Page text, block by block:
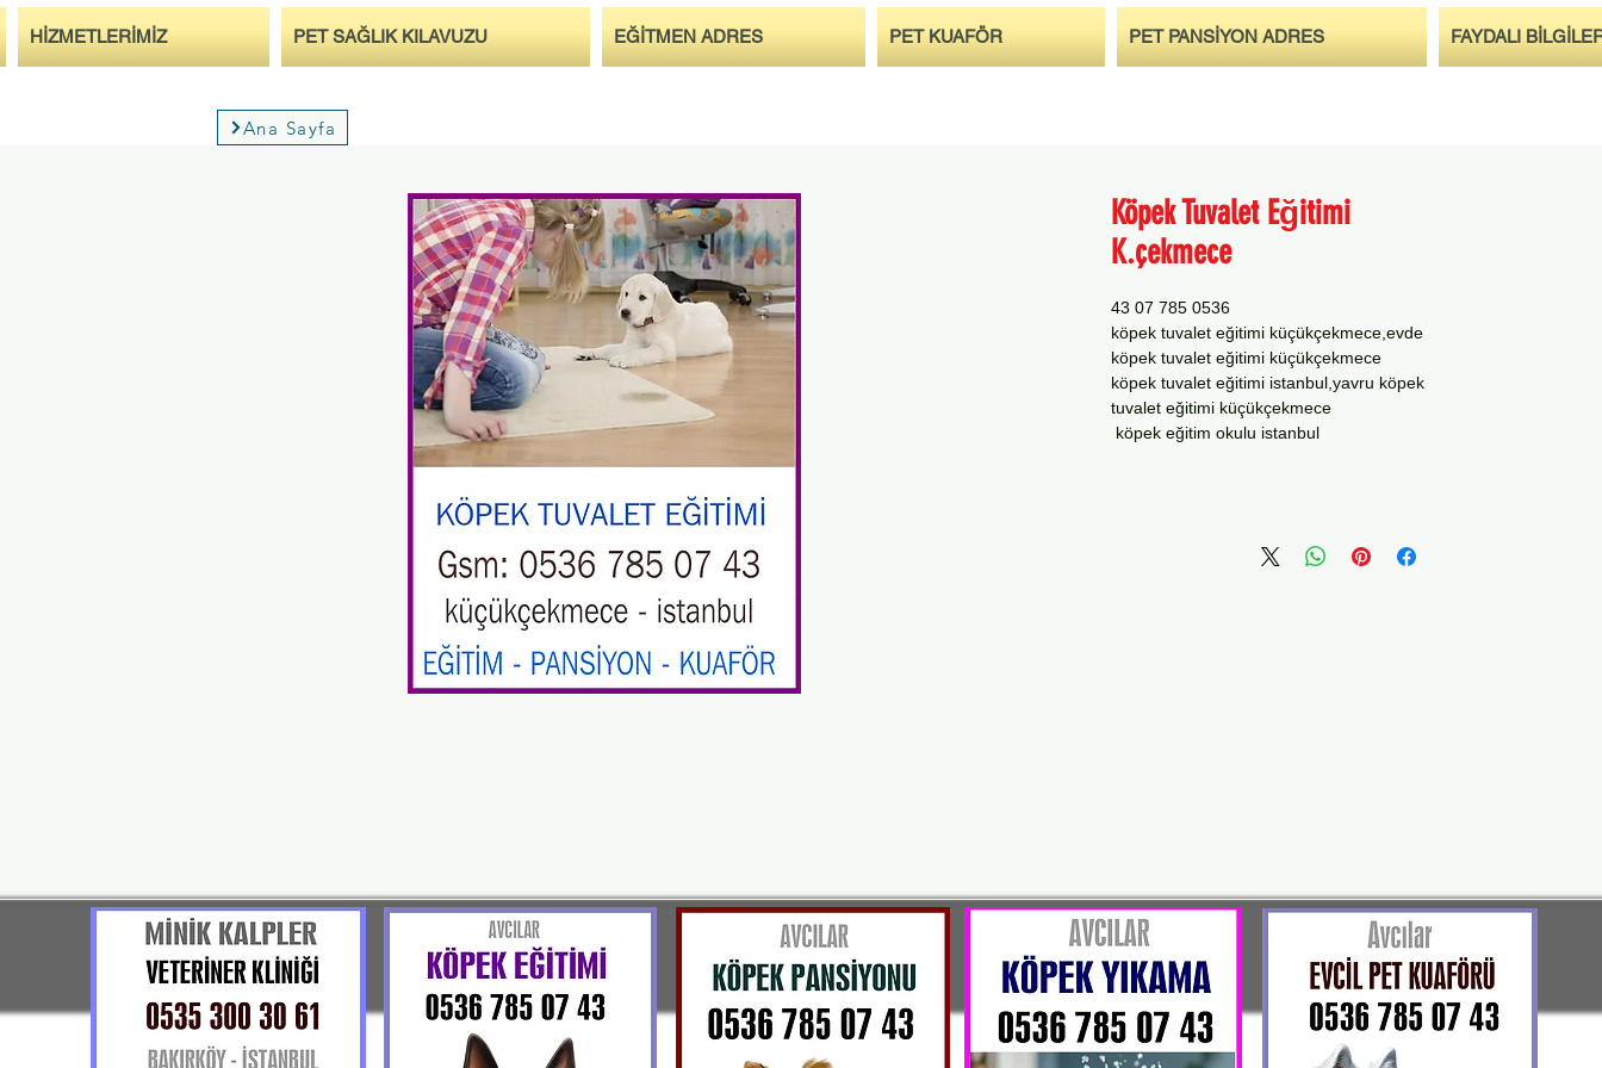
HİZMETLERİMİZ PET SAĞLIK KILAVUZU EĞİTMEN ADRES PET KUAFÖR PET PANSİYON ADRES FAYDALI
Ana Sayfa
Köpek Tuvalet Eğitimi
K.çekmece
0536 785 07 43
köpek tuvalet eğitimi küçükçekmece,evde
köpek tuvalet eğitimi küçükçekmece
köpek tuvalet eğitimi istanbul,yavru köpek
tuvalet eğitimi küçükçekmece
köpek eğitim okulu istanbul